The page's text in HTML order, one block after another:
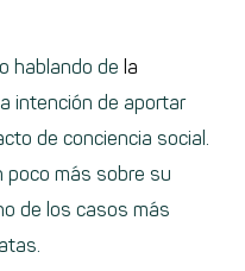
hablando de la
intención de aportar
de conciencia social.
poco más sobre su
de los casos más